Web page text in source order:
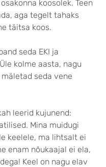
koosolek. Teen
aga tegelt tahaks
täitsa koos.
seda EKI ja
kolme aasta, nagu
seda vene
leerid kujunend:
Mina muidugi
keelele, ma lihtsalt ei
enam nõukaajal ei ela,
Keel on nagu elav